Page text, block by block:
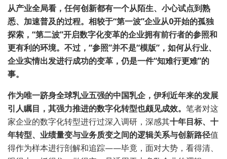
从产业全局看，任何创新都有一个从陌生、小心试点到熟
悉、加速普及的过程。相较于“第一波”企业从0开始的孤独
探索，“第二波”开启数字化变革的企业拥有前行者的参照和
更有利的环境。不过，“参照”并不是“模版”，如何从行业、
企业实情出发进行成功的变革，仍是一件“知难行更难”的
事。
作为唯一跻身全球乳业五强的中国乳企，伊利近年来的发展
引人瞩目，其强力推进的数字化转型也颇见成效。 笔者对这
家企业的数字化转型进行过深入调研，深感其十年目标、十
年转型、业绩量变与业务质变之间的逻辑关系与创新路径值
得作为样本进行剖解和追踪——毕竟，面对大势，看得清、